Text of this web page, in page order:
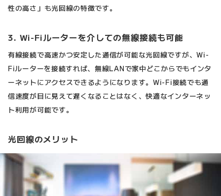
性の高さ」も光回線の特徴です。
3. Wi-Fiルーターを介しての無線接続も可能
有線接続で高速かつ安定した通信が可能な光回線ですが、Wi-
Fiルーターを接続すれば、無線LANで家中どこからでもインタ
ーネットにアクセスできるようになります。Wi-Fi接続でも通
信速度が目に見えて遅くなることはなく、快適なインターネッ
ト利用が可能です。
光回線のメリット